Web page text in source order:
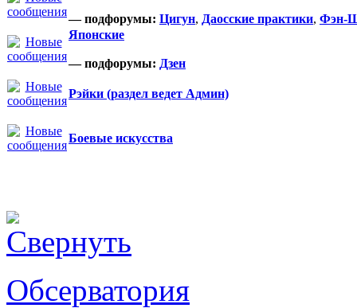
— подфорумы: Цигун, Даосские практики, Фэн-
Японские
— подфорумы: Дзен
Рэйки (раздел ведет Админ)
Боевые искусства
Обсерватория